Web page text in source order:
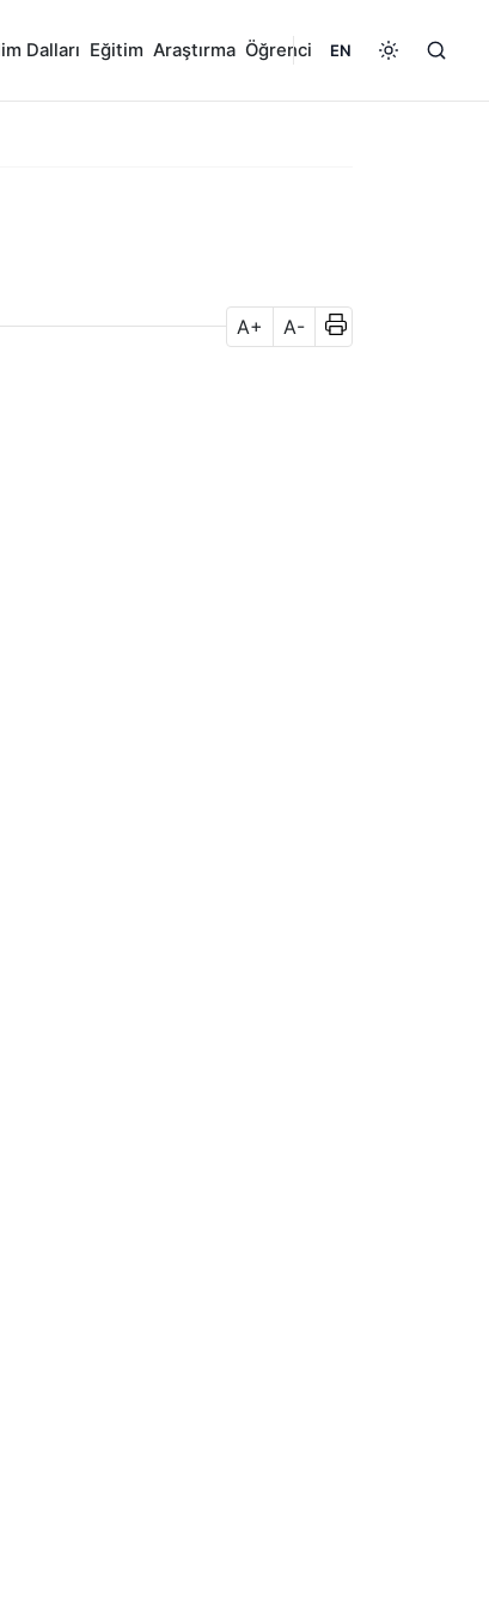
Dalları Eğitim Araştırma Öğrenci EN
A+
A-